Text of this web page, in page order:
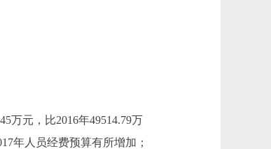
万元，比2016年49514.79万
年人员经费预算有所增加；